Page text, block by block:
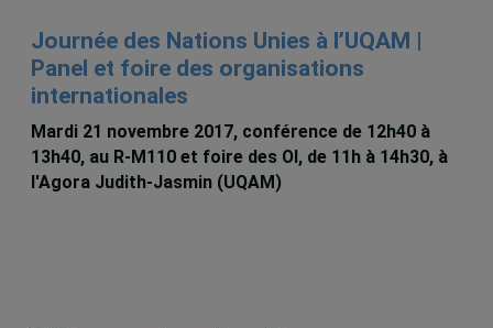
Journée des Nations Unies à l’UQAM |
Panel et foire des organisations
internationales
Mardi 21 novembre 2017, conférence de 12h40 à
13h40, au R-M110 et foire des OI, de 11h à 14h30, à
l'Agora Judith-Jasmin (UQAM)